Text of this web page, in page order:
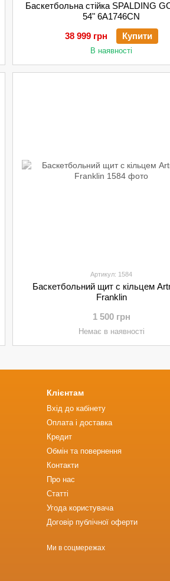
Баскетбольна стійка SPALDING
54" 6A1746CN
38 999 грн
Купити
В наявності
Артикул: 1584
Баскетбольний щит c кільцем
Franklin
1 500 грн
Немає в наявності
Клієнтам
Вхід до кабінету
Оплата і доставка
Кредит
Обмін та повернення
Контакти
Про нас
Статті
Угода користувача
Договір публічної оферти
Ми в соцмережах